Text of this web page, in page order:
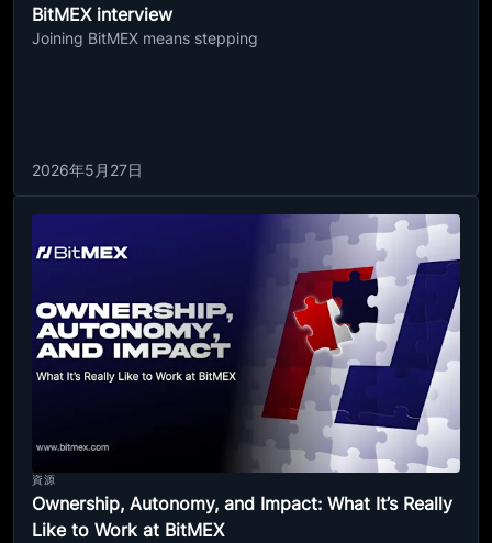
BitMEX interview
Joining BitMEX means stepping
2026年5月27日
資源
Ownership, Autonomy, and Impact: What It’s Really
Like to Work at BitMEX